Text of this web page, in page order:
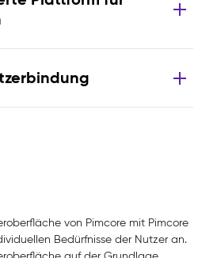
von Pimcore mit Pimcore
Bedürfnisse der Nutzer an.